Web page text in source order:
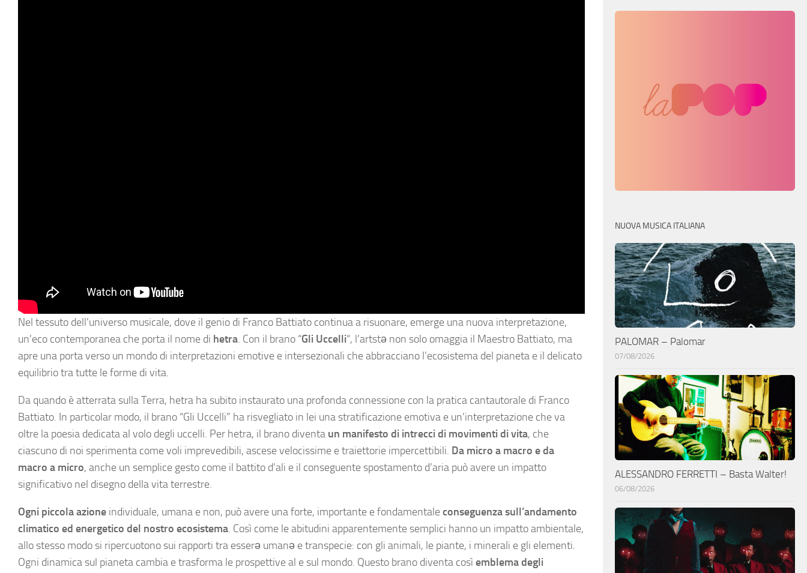
Nel tessuto dell’universo musicale, dove il genio di Franco Battiato continua a risuonare, emerge una nuova interpretazione,
un’eco contemporanea che porta il nome di hetra. Con il brano “Gli Uccelli“, l’artstə non solo omaggia il Maestro Battiato, ma
apre una porta verso un mondo di interpretazioni emotive e intersezionali che abbracciano l’ecosistema del pianeta e il delicato
equilibrio tra tutte le forme di vita.
Da quando è atterrata sulla Terra, hetra ha subito instaurato una profonda connessione con la pratica cantautorale di Franco
Battiato. In particolar modo, il brano “Gli Uccelli” ha risvegliato in lei una stratificazione emotiva e un’interpretazione che va
oltre la poesia dedicata al volo degli uccelli. Per hetra, il brano diventa un manifesto di intrecci di movimenti di vita, che
ciascuno di noi sperimenta come voli imprevedibili, ascese velocissime e traiettorie impercettibili. Da micro a macro e da
macro a micro, anche un semplice gesto come il battito d’ali e il conseguente spostamento d’aria può avere un impatto
significativo nel disegno della vita terrestre.
Ogni piccola azione individuale, umana e non, può avere una forte, importante e fondamentaleconseguenza sull’andamento
climatico ed energetico del nostro ecosistema. Così come le abitudini apparentemente semplici hanno un impatto ambientale,
allo stesso modo si ripercuotono sui rapporti tra esserə umanə e transpecie: con gli animali, le piante, i minerali e gli elementi.
Ogni dinamica sul pianeta cambia e trasforma le prospettive al e sul mondo. Questo brano diventa così emblema degli
NUOVA MUSICA ITALIANA
PALOMAR – Palomar
07/08/2026
ALESSANDRO FERRETTI – Basta Walter!
06/08/2026